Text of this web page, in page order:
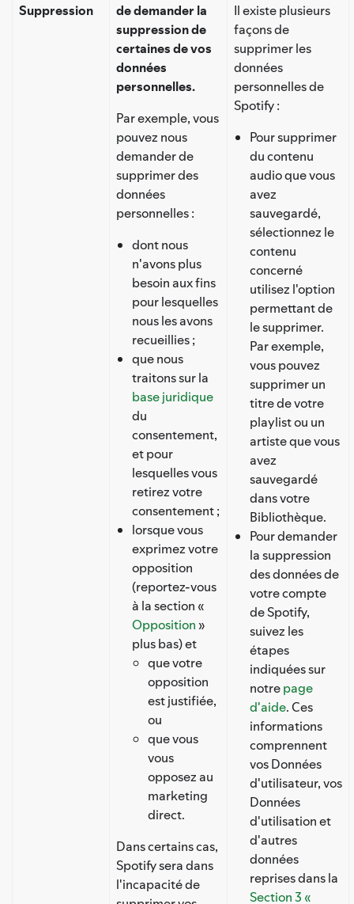
Suppression
de demander la
suppression de
certaines de vos
données
personnelles.
Par exemple, vous
pouvez nous
demander de
supprimer des
données
personnelles :
dont nous
n'avons plus
besoin aux fins
pour lesquelles
nous les avons
recueillies ;
que nous
traitons sur la
base juridique
du
consentement,
et pour
lesquelles vous
retirez votre
consentement ;
lorsque vous
exprimez votre
opposition
(reportez-vous
à la section «
Opposition »
plus bas) et
que votre
opposition
est justifiée,
ou
que vous
vous
opposez au
marketing
direct.
Dans certains cas,
Spotify sera dans
l'incapacité de
Il existe plusieurs
façons de
supprimer les
données
personnelles de
Spotify :
Pour supprimer
du contenu
audio que vous
avez
sauvegardé,
sélectionnez le
contenu
concerné
utilisez l'option
permettant de
le supprimer.
Par exemple,
vous pouvez
supprimer un
titre de votre
playlist ou un
artiste que vous
avez
sauvegardé
dans votre
Bibliothèque.
Pour demander
la suppression
des données de
votre compte
de Spotify,
suivez les
étapes
indiquées sur
notrepage
d'aide. Ces
informations
comprennent
vos Données
d'utilisateur, vos
Données
d'utilisation et
d'autres
données
reprises dans la
Section 3 «